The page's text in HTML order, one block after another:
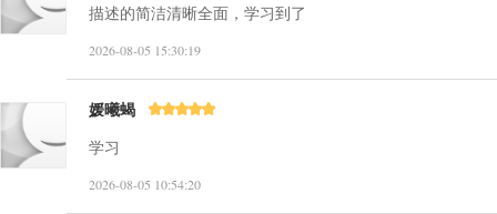
描述的简洁清晰全面，学习到了
2026-08-05 15:30:19
媛曦蝎
学习
2026-08-05 10:54:20